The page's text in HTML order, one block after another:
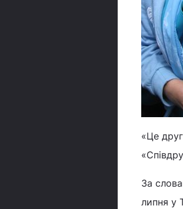
«Це
За
липня у